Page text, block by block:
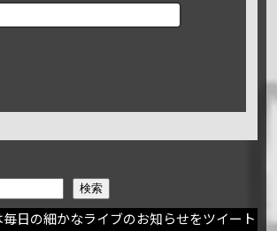
検索
毎日の細かなライブのお知らせをツイート